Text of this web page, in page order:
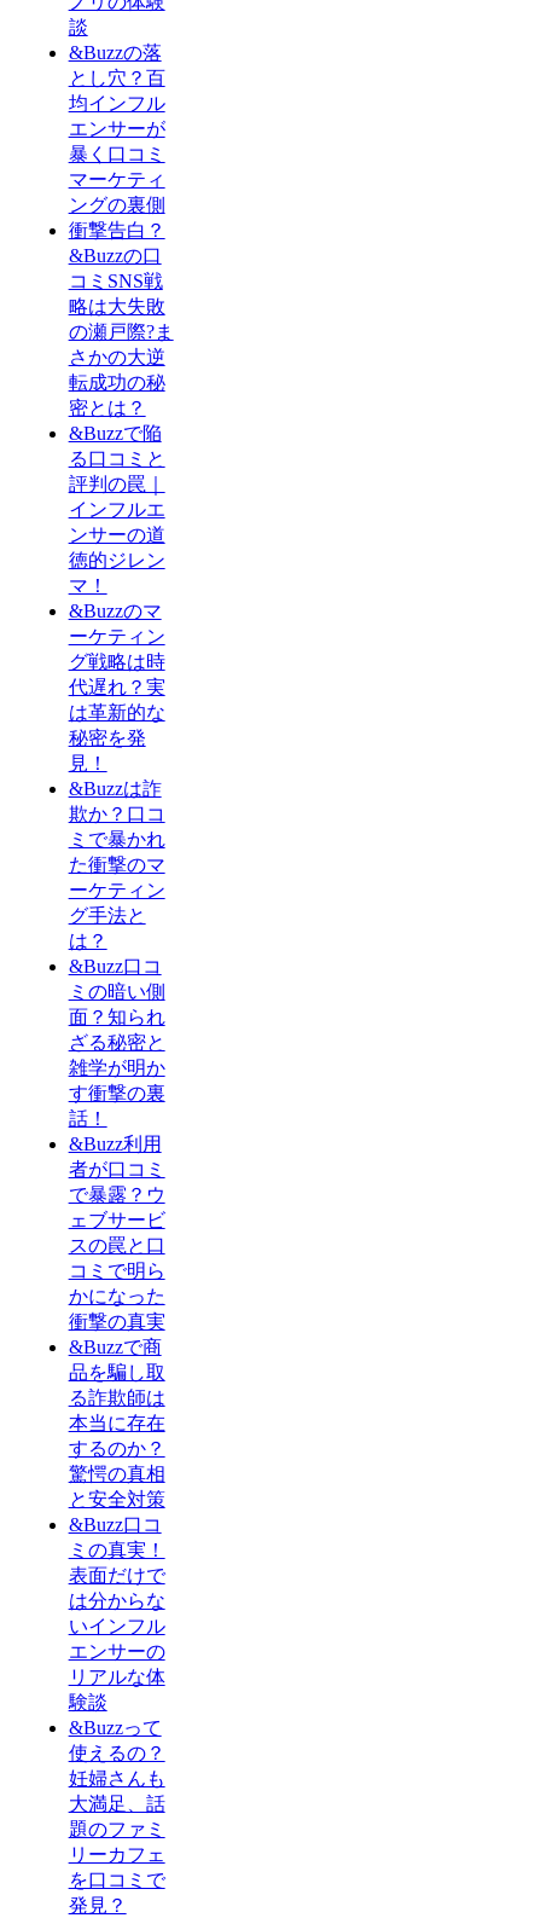
談
&Buzzの落
とし穴？百
均インフル
エンサーが
暴く口コミ
マーケティ
ングの裏側
衝撃告白？
&Buzzの口
コミSNS戦
略は大失敗
の瀬戸際?ま
さかの大逆
転成功の秘
密とは？
&Buzzで陥
る口コミと
評判の罠｜
インフルエ
ンサーの道
徳的ジレン
マ！
&Buzzのマ
ーケティン
グ戦略は時
代遅れ？実
は革新的な
秘密を発
見！
&Buzzは詐
欺か？口コ
ミで暴かれ
た衝撃のマ
ーケティン
グ手法と
は？
&Buzz口コ
ミの暗い側
面？知られ
ざる秘密と
雑学が明か
す衝撃の裏
話！
&Buzz利用
者が口コミ
で暴露？ウ
ェブサービ
スの罠と口
コミで明ら
かになった
衝撃の真実
&Buzzで商
品を騙し取
る詐欺師は
本当に存在
するのか？
驚愕の真相
と安全対策
&Buzz口コ
ミの真実！
表面だけで
は分からな
いインフル
エンサーの
リアルな体
験談
&Buzzって
使えるの？
妊婦さんも
大満足、話
題のファミ
リーカフェ
を口コミで
発見？